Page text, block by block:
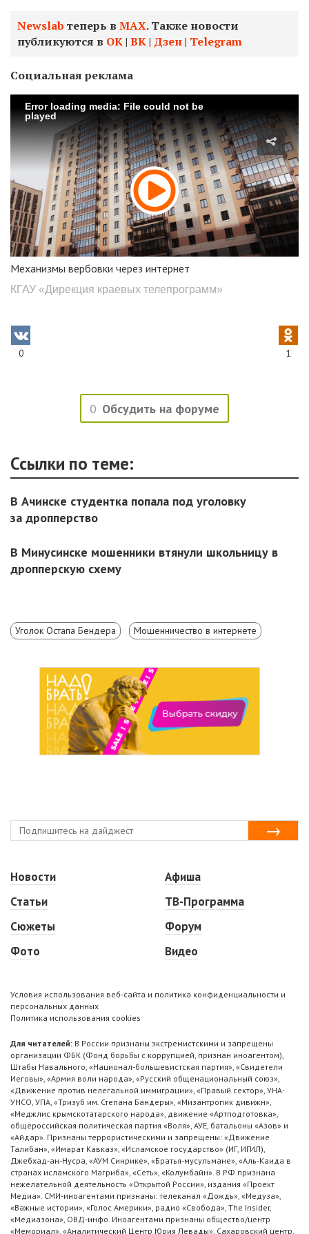
Newslab теперь в МАХ. Также новости
публикуются в ОК| ВК| Дзен| Telegram
Социальная реклама
Error loading media: File could not be
played
Механизмы вербовки через интернет
КГАУ «Дирекция краевых телепрограмм»
0 1
0 Обсудить на форуме
Ссылки по теме:
В Ачинске студентка попала под уголовку
за дропперство
В Минусинске мошенники втянули школьницу в
дропперскую схему
Уголок Остапа Бендера Мошенничество в интернете
Новости
Статьи
Сюжеты
Фото
Афиша
ТВ-Программа
Форум
Видео
Условия использования веб-сайта и политика конфиденциальности и
персональных данных
Политика использования cookies
Для читателей: В России признаны экстремистскими и запрещены
организации ФБК (Фонд борьбы с коррупцией, признан иноагентом),
Штабы Навального, «Национал-большевистская партия», «Свидетели
Иеговы», «Армия воли народа», «Русский общенациональный союз»,
«Движение против нелегальной иммиграции», «Правый сектор», УНА-
УНСО, УПА, «Тризуб им. Степана Бандеры», «Мизантропик дивижн»,
«Меджлис крымскотатарского народа», движение «Артподготовка»,
общероссийская политическая партия «Воля», АУЕ, батальоны «Азов» и
«Айдар». Признаны террористическими и запрещены: «Движение
Талибан», «Имарат Кавказ», «Исламское государство» (ИГ, ИГИЛ),
Джебхад-ан-Нусра, «АУМ Синрике», «Братья-мусульмане», «Аль-Каида в
странах исламского Магриба», «Сеть», «Колумбайн». В РФ признана
нежелательной деятельность «Открытой России», издания «Проект
Медиа». СМИ-иноагентами признаны: телеканал «Дождь», «Медуза»,
«Важные истории», «Голос Америки», радио «Свобода», The Insider,
«Медиазона», ОВД-инфо. Иноагентами признаны общество/центр
«Мемориал», «Аналитический Центр Юрия Левады», Сахаровский центр.